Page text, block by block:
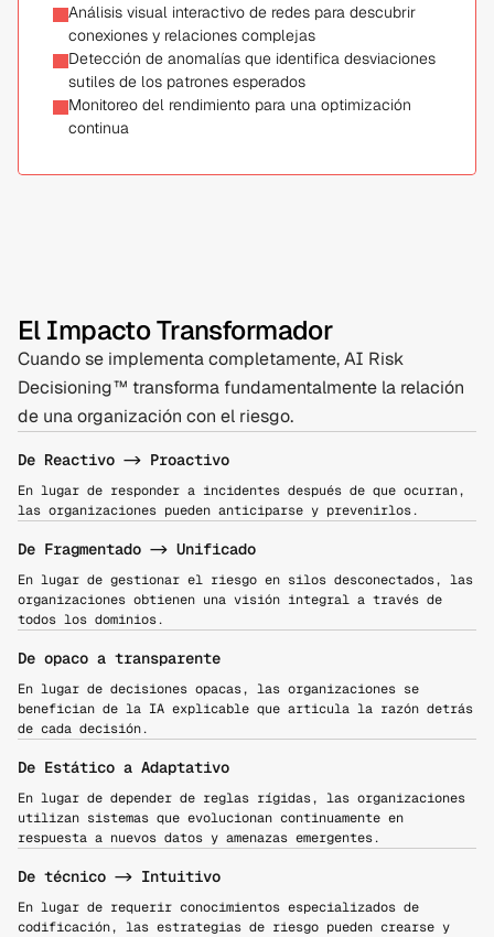
Análisis visual interactivo de redes para descubrir
conexiones y relaciones complejas
Detección de anomalías que identifica desviaciones
sutiles de los patrones esperados
Monitoreo del rendimiento para una optimización
continua
El Impacto Transformador
Cuando se implementa completamente, AI Risk
Decisioning™ transforma fundamentalmente la relación
de una organización con el riesgo.
De Reactivo -> Proactivo
En lugar de responder a incidentes después de que ocurran,
las organizaciones pueden anticiparse y prevenirlos.
De Fragmentado -> Unificado
En lugar de gestionar el riesgo en silos desconectados, las
organizaciones obtienen una visión integral a través de
todos los dominios.
De opaco a transparente
En lugar de decisiones opacas, las organizaciones se
benefician de la IA explicable que articula la razón detrás
de cada decisión.
De Estático a Adaptativo
En lugar de depender de reglas rígidas, las organizaciones
utilizan sistemas que evolucionan continuamente en
respuesta a nuevos datos y amenazas emergentes.
De técnico -> Intuitivo
En lugar de requerir conocimientos especializados de
codificación, las estrategias de riesgo pueden crearse y